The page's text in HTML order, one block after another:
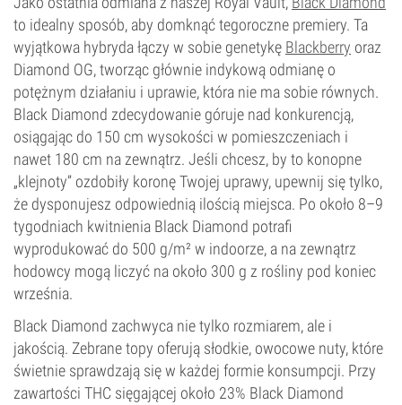
to idealny sposób, aby domknąć tegoroczne premiery. Ta
wyjątkowa hybryda łączy w sobie genetykę Blackberry oraz
Diamond OG, tworząc głównie indykową odmianę o
potężnym działaniu i uprawie, która nie ma sobie równych.
Black Diamond zdecydowanie góruje nad konkurencją,
osiągając do 150 cm wysokości w pomieszczeniach i
nawet 180 cm na zewnątrz. Jeśli chcesz, by to konopne
„klejnoty” ozdobiły koronę Twojej uprawy, upewnij się tylko,
że dysponujesz odpowiednią ilością miejsca. Po około 8–9
tygodniach kwitnienia Black Diamond potrafi
wyprodukować do 500 g/m² w indoorze, a na zewnątrz
hodowcy mogą liczyć na około 300 g z rośliny pod koniec
września.
Black Diamond zachwyca nie tylko rozmiarem, ale i
jakością. Zebrane topy oferują słodkie, owocowe nuty, które
świetnie sprawdzają się w każdej formie konsumpcji. Przy
zawartości THC sięgającej około 23% Black Diamond